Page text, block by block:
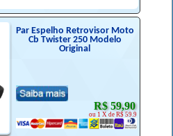
Par Espelho Retrovisor Moto
Cb Twister 250 Modelo
Original
R$ 59,90
ou 1 X de R$ 59.9